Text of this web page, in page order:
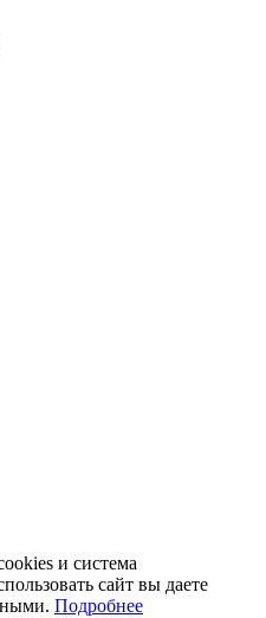
и система
сайт вы даете
Подробнее